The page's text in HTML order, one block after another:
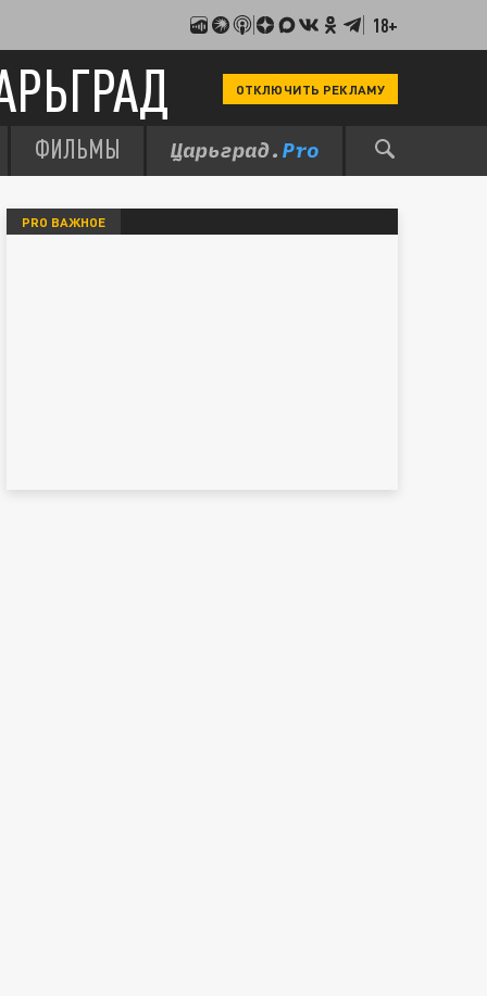
18+
ОТКЛЮЧИТЬ РЕКЛАМУ
ФИЛЬМЫ
PRO ВАЖНОЕ